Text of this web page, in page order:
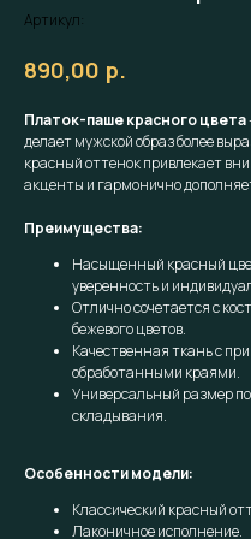
Артикул:
890,00 р.
Платок-паше красного цвета
делает мужской образ более
красный оттенок привлекает
акценты и гармонично
Преимущества:
Насыщенный красный
уверенность и
Отлично сочетается с
бежевого цветов.
Качественная ткань с
обработанными краями.
Универсальный размер
складывания.
Особенности модели:
Классический красный
Лаконичное исполнение.